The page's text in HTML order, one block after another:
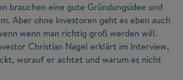
brauchen eine gute Gründungsidee und
Aber ohne Investoren geht es eben auch
wenn man richtig groß werden will.
Christian Nagel erklärt im Interview,
worauf er achtet und warum es nicht